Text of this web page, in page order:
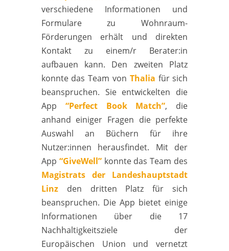
verschiedene Informationen und
Formulare zu Wohnraum-
Förderungen erhält und direkten
Kontakt zu einem/r Berater:in
aufbauen kann. Den zweiten Platz
konnte das Team von Thalia für sich
beanspruchen. Sie entwickelten die
App “Perfect Book Match”, die
anhand einiger Fragen die perfekte
Auswahl an Büchern für ihre
Nutzer:innen herausfindet. Mit der
App “GiveWell”konnte das Team des
Magistrats der Landeshauptstadt
Linzden dritten Platz für sich
beanspruchen. Die App bietet einige
Informationen über die 17
Nachhaltigkeitsziele der
Europäischen Union und vernetzt